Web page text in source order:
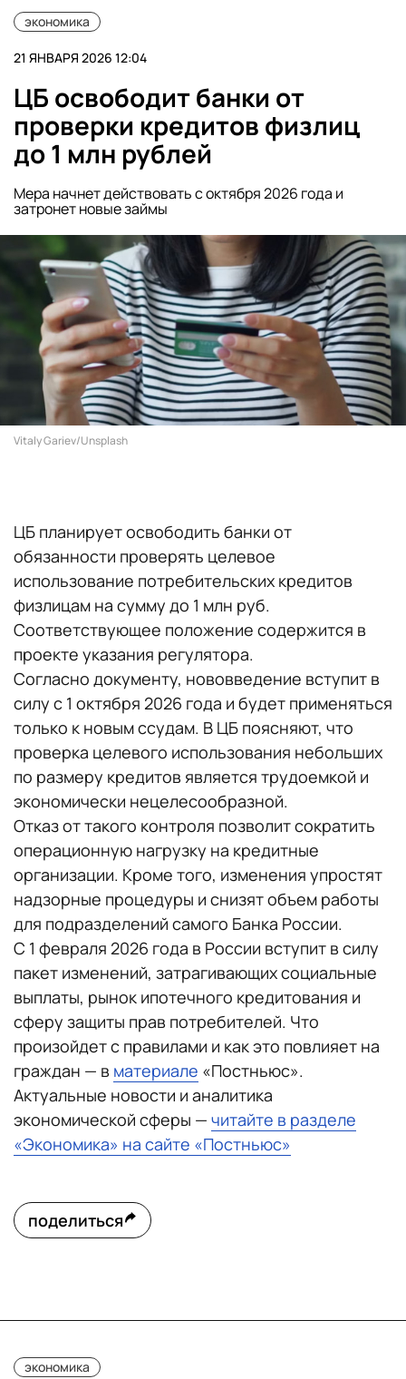
экономика
21 ЯНВАРЯ 2026 12:04
ЦБ освободит банки от
проверки кредитов физлиц
до 1 млн рублей
Мера начнет действовать с октября 2026 года и
затронет новые займы
Vitaly Gariev/Unsplash
ЦБ планирует освободить банки от
обязанности проверять целевое
использование потребительских кредитов
физлицам на сумму до 1 млн руб.
Соответствующее положение содержится в
проекте указания регулятора.
Согласно документу, нововведение вступит в
силу с 1 октября 2026 года и будет применяться
только к новым ссудам. В ЦБ поясняют, что
проверка целевого использования небольших
по размеру кредитов является трудоемкой и
экономически нецелесообразной.
Отказ от такого контроля позволит сократить
операционную нагрузку на кредитные
организации. Кроме того, изменения упростят
надзорные процедуры и снизят объем работы
для подразделений самого Банка России.
С 1 февраля 2026 года в России вступит в силу
пакет изменений, затрагивающих социальные
выплаты, рынок ипотечного кредитования и
сферу защиты прав потребителей. Что
произойдет с правилами и как это повлияет на
граждан — в материале «Постньюс».
Актуальные новости и аналитика
экономической сферы — читайте в разделе
«Экономика» на сайте «Постньюс»
поделиться
экономика